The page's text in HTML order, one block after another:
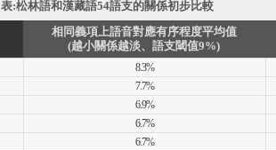
表:松林語和漢藏語54語支的關係初步比較
相同義項上語音對應有序程度平均值
(越小關係越淡、語支閾值9%)
8.3%
7.7%
6.9%
6.7%
6.7%